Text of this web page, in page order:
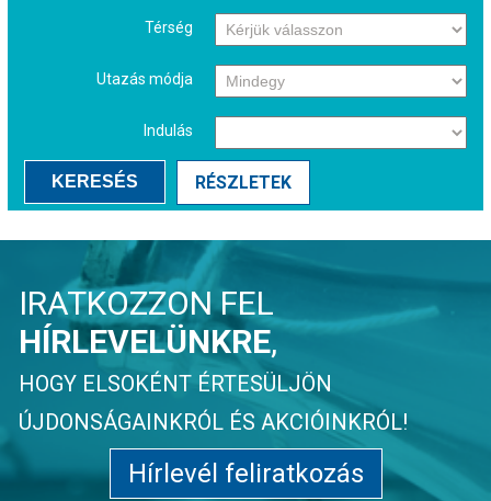
Térség
Utazás módja
Indulás
KERESÉS RÉSZLETEK
IRATKOZZON FEL
HÍRLEVELÜNKRE,
HOGY ELSOKÉNT ÉRTESÜLJÖN
ÚJDONSÁGAINKRÓL ÉS AKCIÓINKRÓL!
Hírlevél feliratkozás